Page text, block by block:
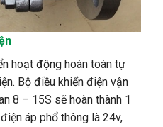
hoạt động hoàn toàn tự
Bộ điều khiển điện vận
8 – 15S sẽ hoàn thành 1
áp phổ thông là 24v,